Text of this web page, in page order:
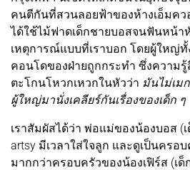
คนตีกันที่สวนลอยฟ้าของห้างเอ็มคว
ได้ใช้ไม้ฟาดเด็กชายบอสจนฟันหน้า
เหตุการณ์แบบที่เราบอก โดยผู้ใหญ่
คอนโดของฝ่ายถูกกระทำ ซึ่งความรู้
ตะโกนโหวกเหวกในหัวว่า มันไม่เม
ผู้ใหญ่มานั่งเคลียร์กันเรื่องของเด็ก ๆ
เราสัมผัสได้ว่า พ่อแม่ของน้องบอส (
artsy มีเวลาใส่ใจลูก และดูเป็นครอ
มากกว่าครอบครัวของน้องเฟิร์ส (เ